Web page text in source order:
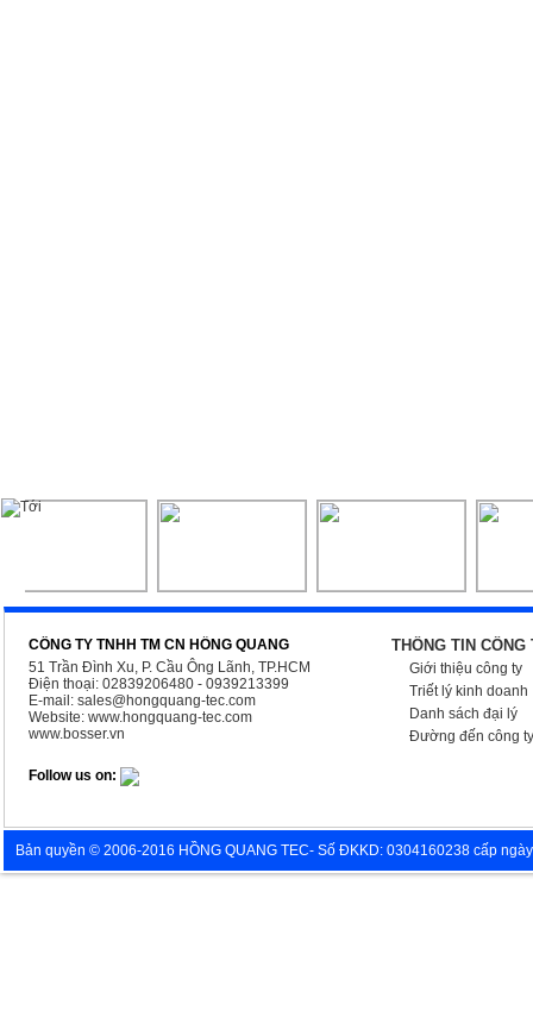
CÔNG TY TNHH TM CN HỒNG QUANG
51 Trần Đình Xu, P. Cầu Ông Lãnh, TP.HCM
Điện thoại: 02839206480 - 0939213399
E-mail: sales@hongquang-tec.com
Website: www.hongquang-tec.com
www.bosser.vn
Follow us on:
THÔNG TIN CÔNG
Giới thiệu công ty
Triết lý kinh doanh
Danh sách đại lý
Đường đến công ty
Bản quyền © 2006-2016 HỒNG QUANG TEC- Số ĐKKD: 0304160238 cấp